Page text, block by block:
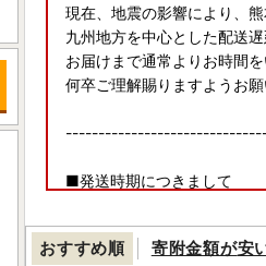
現在、地震の影響により、
九州地方を中心とした配送遅
お届けまで通常よりお時間
何卒ご理解賜りますようお願
■発送時期につきまして
配送日の指定は承れません
おすすめ順 寄附金額が安